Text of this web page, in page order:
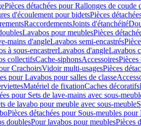
Pièces détachées pour Rallonges de coude
d'écoulement pour bidetsPièces
RaccordementsJoints d'étanchéité
Lavabos pour meublesPièces
mains d'angleLavabos semi-encastrés
à sous-encastrerLavabos d'angleLavabos
collectifsCache-siphonsAccessoiresPièces
CrachoirsVidoir multi-usagesPièces
pour Lavabos pour salles de classe
Matériel de fixationCaches décoratifs
pour Sets de lave-mains avec sous-
de lavabo pour meuble avec sous-meuble
Pièces détachées pour Sous-meubles pour
doublesPour lavabos pour meublesPièces